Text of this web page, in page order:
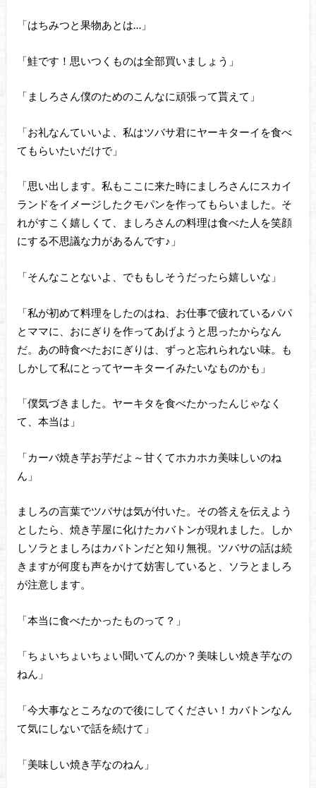
「はちみつと果物あとは…」
「鮭です！思いつくものは全部買いましょう」
「ましろさん僕のためのこんなに頑張って貰えて」
「お礼なんていいよ、私はツバサ君にヤーキターイを食べ
てもらいたいだけで」
「思い出します。私もここに来た時にましろさんにスカイ
ランドをイメージしたクモパンを作ってもらいました。そ
れがすこく嬉しくて、ましろさんの料理は食べた人を笑顔
にする不思議な力があるんです♪」
「そんなことないよ、でももしそうだったら嬉しいな」
「私が初めて料理をしたのはね、お仕事で疲れているパパ
とママに、おにぎりを作ってあげようと思ったからなん
だ。あの時食べたおにぎりは、ずっと忘れられない味。も
しかして私にとってヤーキターイみたいなものかも」
「僕気づきました。ヤーキタを食べたかったんじゃなく
て、本当は」
「カーバ焼き芋お芋だよ～甘くてホカホカ美味しいのね
ん」
ましろの言葉でツバサは気が付いた。その答えを伝えよう
としたら、焼き芋屋に化けたカバトンが現れました。しか
しソラとましろはカバトンだと知り無視。ツバサの話は続
きますが何度も声をかけて妨害していると、ソラとましろ
が注意します。
「本当に食べたかったものって？」
「ちょいちょいちょい聞いてんのか？美味しい焼き芋なの
ねん」
「今大事なところなので後にしてください！カバトンなん
て気にしないで話を続けて」
「美味しい焼き芋なのねん」